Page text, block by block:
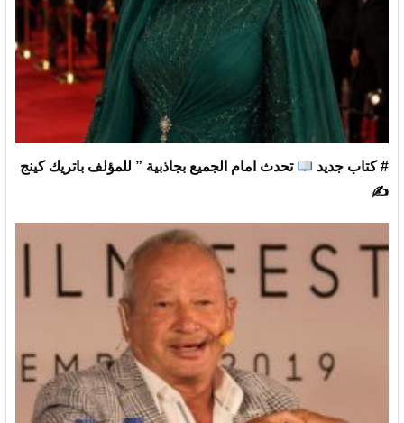
# كتاب جديد
تحدث امام الجميع بجاذبية ” للمؤلف باتريك كينج
✍